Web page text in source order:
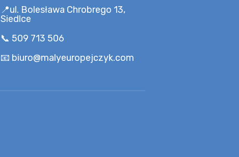
📍ul. Bolesława Chrobrego 13,
Siedlce
📞 509 713 506
📧 biuro@malyeuropejczyk.com